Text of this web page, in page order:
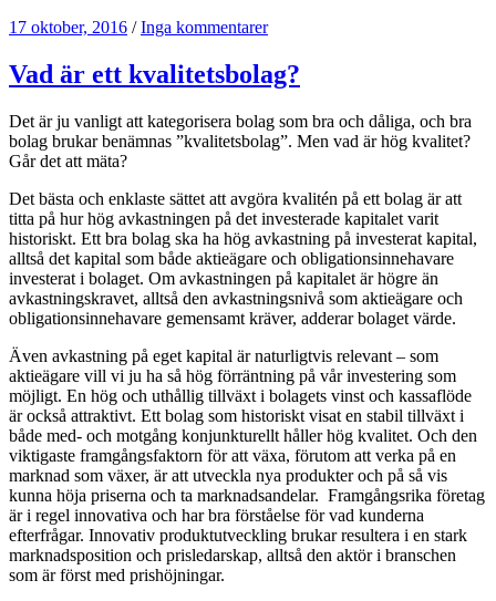
17 oktober, 2016 / Inga kommentarer
Vad är ett kvalitetsbolag?
Det är ju vanligt att kategorisera bolag som bra och dåliga, och bra
bolag brukar benämnas ”kvalitetsbolag”. Men vad är hög kvalitet?
Går det att mäta?
Det bästa och enklaste sättet att avgöra kvalitén på ett bolag är att
titta på hur hög avkastningen på det investerade kapitalet varit
historiskt. Ett bra bolag ska ha hög avkastning på investerat kapital,
alltså det kapital som både aktieägare och obligationsinnehavare
investerat i bolaget. Om avkastningen på kapitalet är högre än
avkastningskravet, alltså den avkastningsnivå som aktieägare och
obligationsinnehavare gemensamt kräver, adderar bolaget värde.
Även avkastning på eget kapital är naturligtvis relevant – som
aktieägare vill vi ju ha så hög förräntning på vår investering som
möjligt. En hög och uthållig tillväxt i bolagets vinst och kassaflöde
är också attraktivt. Ett bolag som historiskt visat en stabil tillväxt i
både med- och motgång konjunkturellt håller hög kvalitet. Och den
viktigaste framgångsfaktorn för att växa, förutom att verka på en
marknad som växer, är att utveckla nya produkter och på så vis
kunna höja priserna och ta marknadsandelar. Framgångsrika företag
är i regel innovativa och har bra förståelse för vad kunderna
efterfrågar. Innovativ produktutveckling brukar resultera i en stark
marknadsposition och prisledarskap, alltså den aktör i branschen
som är först med prishöjningar.